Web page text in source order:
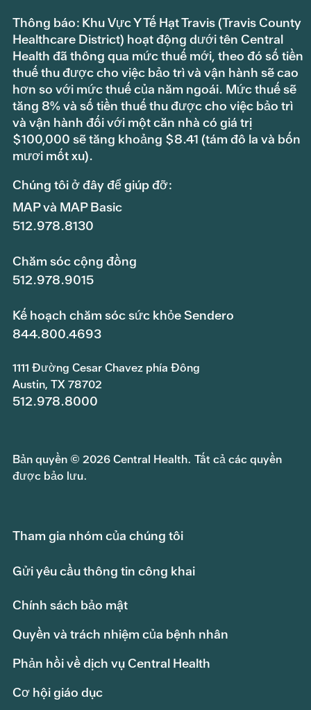
Thông báo: Khu Vực Y Tế Hạt Travis (Travis County
Healthcare District) hoạt động dưới tên Central
Health đã thông qua mức thuế mới, theo đó số tiền
thuế thu được cho việc bảo trì và vận hành sẽ cao
hơn so với mức thuế của năm ngoái. Mức thuế sẽ
tăng 8% và số tiền thuế thu được cho việc bảo trì
và vận hành đối với một căn nhà có giá trị
$100,000 sẽ tăng khoảng $8.41 (tám đô la và bốn
mươi mốt xu).
Chúng tôi ở đây để giúp đỡ:
MAP và MAP Basic
512.978.8130
Chăm sóc cộng đồng
512.978.9015
Kế hoạch chăm sóc sức khỏe Sendero
844.800.4693
1111 Đường Cesar Chavez phía Đông
Austin, TX 78702
512.978.8000
Bản quyền © 2026 Central Health. Tất cả các quyền
được bảo lưu.
Tham gia nhóm của chúng tôi
Gửi yêu cầu thông tin công khai
Chính sách bảo mật
Quyền và trách nhiệm của bệnh nhân
Phản hồi về dịch vụ Central Health
Cơ hội giáo dục